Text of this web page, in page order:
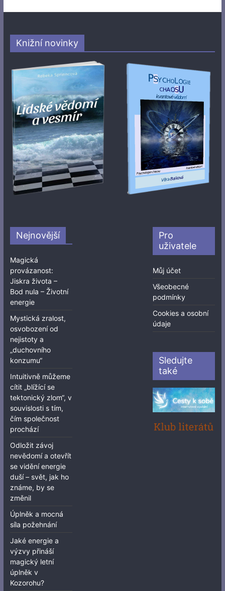
Knižní novinky
Nejnovější
Magická
provázanost:
Jiskra života –
Bod nula – Životní
energie
Mystická zralost,
osvobození od
nejistoty a
„duchovního
konzumu“
Intuitivně můžeme
cítit „blížící se
tektonický zlom“, v
souvislosti s tím,
čím společnost
prochází
Odložit závoj
nevědomí a otevřít
se vidění energie
duší – svět, jak ho
známe, by se
změnil
Úplněk a mocná
síla požehnání
Jaké energie a
výzvy přináší
magický letní
úplněk v
Kozorohu?
Pro
uživatele
Můj účet
Všeobecné
podmínky
Cookies a osobní
údaje
Sledujte
také